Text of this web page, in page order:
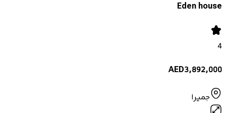
Eden house
4
AED3,892,000
جميرا